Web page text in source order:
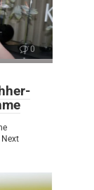
0
Next